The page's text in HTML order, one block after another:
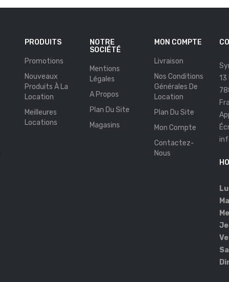
PRODUITS
Promotions
Nouveaux
Produits À La
Location
Meilleures
Locations
NOTRE
SOCIÉTÉ
Mentions
Légales
A Propos
Plan Du Site
Magasins
MON COMPTE
Livraison
Nos Conditions
Générales De
Location
Plan Du Site
Mon Compte
Contactez-
Nous